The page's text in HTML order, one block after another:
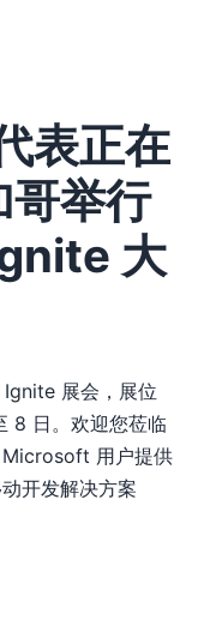
举行的 Microsoft
表正在
哥举行
大
展会，展位
8 日。欢迎您莅临
用户提供
开发解决方案